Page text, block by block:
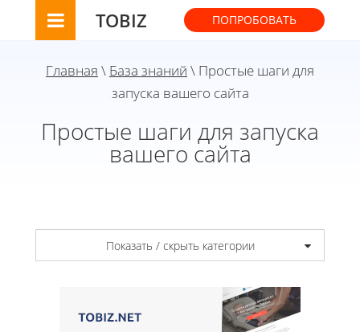
TOBIZ ПОПРОБОВАТЬ
Главная \ База знаний \ Простые шаги для
запуска вашего сайта
Простые шаги для запуска
вашего сайта
Показать / скрыть категории